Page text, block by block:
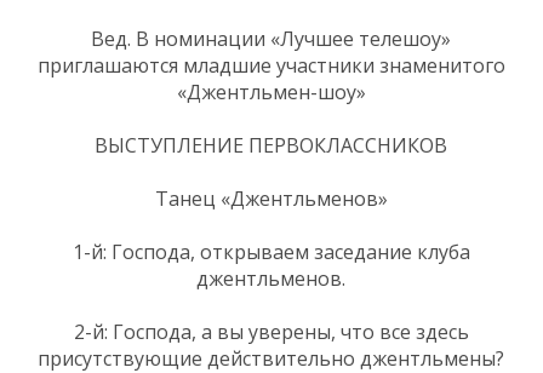
Вед. В номинации «Лучшее телешоу»
приглашаются младшие участники знаменитого
«Джентльмен-шоу»
ВЫСТУПЛЕНИЕ ПЕРВОКЛАССНИКОВ
Танец «Джентльменов»
1-й: Господа, открываем заседание клуба
джентльменов.
2-й: Господа, а вы уверены, что все здесь
присутствующие действительно джентльмены?